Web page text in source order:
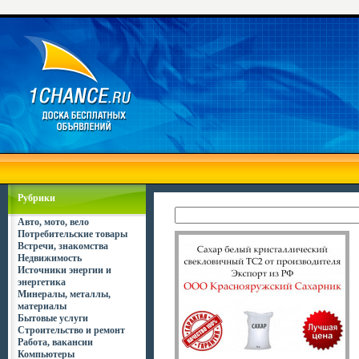
Рубрики
Авто, мото, вело
Потребительские товары
Встречи, знакомства
Недвижимость
Источники энергии и
энергетика
Минералы, металлы,
материалы
Бытовые услуги
Строительство и ремонт
Работа, вакансии
Компьютеры